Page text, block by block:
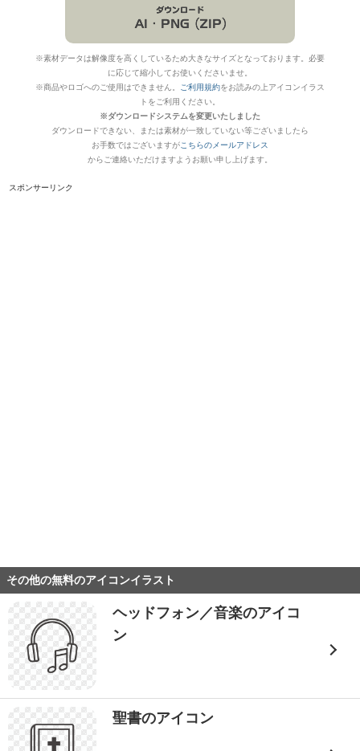
※素材データは解像度を高くしているため大きなサイズとなっております。必要
に応じて縮小してお使いくださいませ。
※商品やロゴへのご使用はできません。
ご利用規約をお読みの上アイコンイラス
トをご利用ください。
※ダウンロードシステムを変更いたしました
ダウンロードできない、または素材が一致していない等ございましたら
お手数ではございますがこちらのメールアドレス
からご連絡いただけますようお願い申し上げます。
スポンサーリンク
その他の無料のアイコンイラスト
ヘッドフォン／音楽のアイコ
ン
聖書のアイコン